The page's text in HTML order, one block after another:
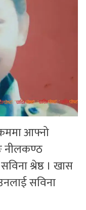
आफ्नो
नीलकण्ठ
श्रेष्ठ । खास
सविना